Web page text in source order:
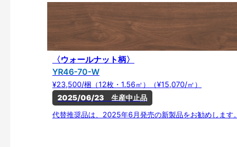
〈ウォールナット柄〉
YR46-70-W
¥23,500/梱（12枚・1.56㎡）（¥15,070/㎡）
2025/06/23　生産中止品
代替推奨品は、2025年6月発売の新製品をお勧めします。